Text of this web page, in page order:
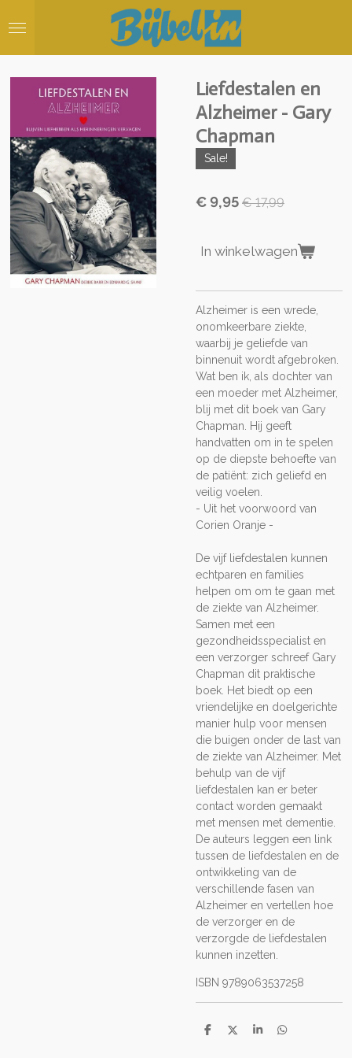
direct
hoofdinhoud
Liefdestalen en
Alzheimer - Gary
Chapman
Sale!
€ 9,95 € 17,99
In winkelwagen
Alzheimer is een wrede,
onomkeerbare ziekte,
waarbij je geliefde van
binnenuit wordt afgebroken.
Wat ben ik, als dochter van
een moeder met Alzheimer,
blij met dit boek van Gary
Chapman. Hij geeft
handvatten om in te spelen
op de diepste behoefte van
de patiënt: zich geliefd en
veilig voelen.
- Uit het voorwoord van
Corien Oranje -
De vijf liefdestalen kunnen
echtparen en families
helpen om om te gaan met
de ziekte van Alzheimer.
Samen met een
gezondheidsspecialist en
een verzorger schreef Gary
Chapman dit praktische
boek. Het biedt op een
vriendelijke en doelgerichte
manier hulp voor mensen
die buigen onder de last van
de ziekte van Alzheimer. Met
behulp van de vijf
liefdestalen kan er beter
contact worden gemaakt
met mensen met dementie.
De auteurs leggen een link
tussen de liefdestalen en de
ontwikkeling van de
verschillende fasen van
Alzheimer en vertellen hoe
de verzorger en de
verzorgde de liefdestalen
kunnen inzetten.
ISBN 9789063537258
D
D
S
D